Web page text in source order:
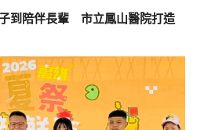
到陪伴長輩 市立鳳山醫院打造